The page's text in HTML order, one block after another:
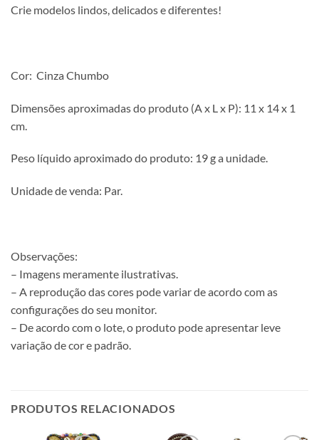
Crie modelos lindos, delicados e diferentes!
Cor: Cinza Chumbo
Dimensões aproximadas do produto (A x L x P): 11 x 14 x 1
cm.
Peso líquido aproximado do produto: 19 g a unidade.
Unidade de venda: Par.
Observações:
– Imagens meramente ilustrativas.
– A reprodução das cores pode variar de acordo com as
configurações do seu monitor.
– De acordo com o lote, o produto pode apresentar leve
variação de cor e padrão.
PRODUTOS RELACIONADOS